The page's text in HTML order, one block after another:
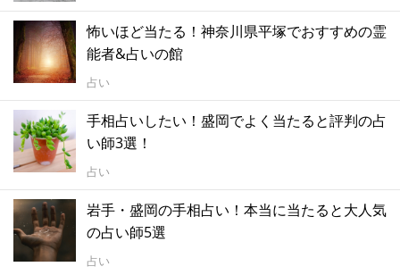
怖いほど当たる！神奈川県平塚でおすすめの霊
能者&占いの館
占い
手相占いしたい！盛岡でよく当たると評判の占
い師3選！
占い
岩手・盛岡の手相占い！本当に当たると大人気
の占い師5選
占い